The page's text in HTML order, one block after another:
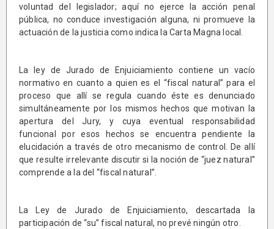
voluntad del legislador; aquí no ejerce la acción penal
pública, no conduce investigación alguna, ni promueve la
actuación de la justicia como indica la Carta Magna local.
La ley de Jurado de Enjuiciamiento contiene un vacío
normativo en cuanto a quien es el “fiscal natural” para el
proceso que allí se regula cuando éste es denunciado
simultáneamente por los mismos hechos que motivan la
apertura del Jury, y cuya eventual responsabilidad
funcional por esos hechos se encuentra pendiente la
elucidación a través de otro mecanismo de control. De allí
que resulte irrelevante discutir si la noción de “juez natural”
comprende a la del “fiscal natural”.
La Ley de Jurado de Enjuiciamiento, descartada la
participación de “su” fiscal natural, no prevé ningún otro.